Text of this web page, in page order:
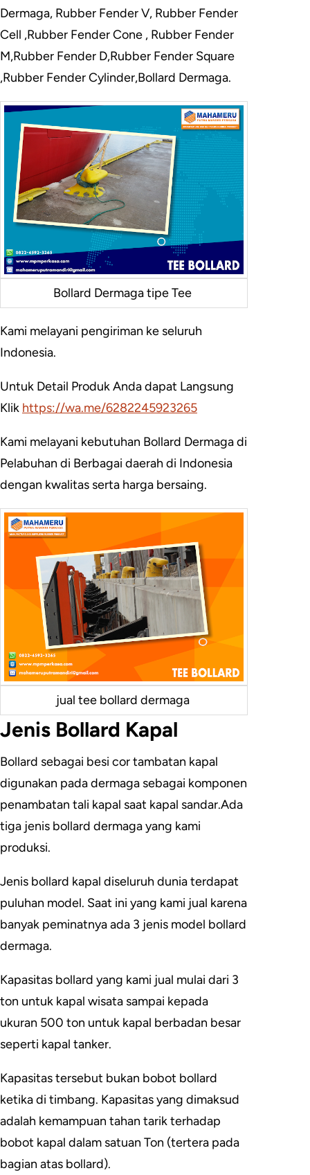
Dermaga, Rubber Fender V, Rubber Fender
Cell ,Rubber Fender Cone , Rubber Fender
M,Rubber Fender D,Rubber Fender Square
,Rubber Fender Cylinder,Bollard Dermaga.
Bollard Dermaga tipe Tee
Kami melayani pengiriman ke seluruh
Indonesia.
Untuk Detail Produk Anda dapat Langsung
Klik https://wa.me/6282245923265
Kami melayani kebutuhan Bollard Dermaga di
Pelabuhan di Berbagai daerah di Indonesia
dengan kwalitas serta harga bersaing.
jual tee bollard dermaga
Jenis Bollard Kapal
Bollard sebagai besi cor tambatan kapal
digunakan pada dermaga sebagai komponen
penambatan tali kapal saat kapal sandar.Ada
tiga jenis bollard dermaga yang kami
produksi.
Jenis bollard kapal diseluruh dunia terdapat
puluhan model. Saat ini yang kami jual karena
banyak peminatnya ada 3 jenis model bollard
dermaga.
Kapasitas bollard yang kami jual mulai dari 3
ton untuk kapal wisata sampai kepada
ukuran 500 ton untuk kapal berbadan besar
seperti kapal tanker.
Kapasitas tersebut bukan bobot bollard
ketika di timbang. Kapasitas yang dimaksud
adalah kemampuan tahan tarik terhadap
bobot kapal dalam satuan Ton (tertera pada
bagian atas bollard).